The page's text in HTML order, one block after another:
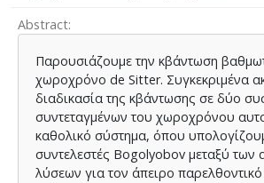
Abstract
Παρουσιάζουμε την κβάντωση
χωροχρόνο de Sitter. Συγκεκριμένα
διαδικασία της κβάντωσης σε δύο
συντεταγμένων του χωροχρόνου
καθολικό σύστημα, όπου
συντελεστές Bogolyobov μεταξύ των
λύσεων για τον άπειρο παρελθοντικό